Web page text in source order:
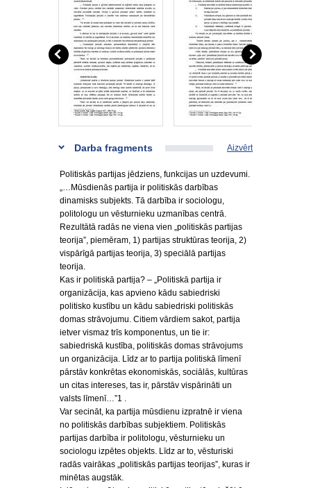
Darba fragments Aizvērt
Politiskās partijas jēdziens, funkcijas un uzdevumi.
„…Mūsdienās partija ir politiskās darbības
dinamisks subjekts. Tā darbība ir sociologu,
politologu un vēsturnieku uzmanības centrā.
Rezultātā radās ne viena vien „politiskās partijas
teorija”, piemēram, 1) partijas struktūras teorija, 2)
vispārīgā partijas teorija, 3) speciālā partijas
teorija.
Kas ir politiskā partija? – „Politiskā partija ir
organizācija, kas apvieno kādu sabiedriski
politisko kustību un kādu sabiedriski politiskās
domas strāvojumu. Citiem vārdiem sakot, partija
ietver vismaz trīs komponentus, un tie ir:
sabiedriskā kustība, politiskās domas strāvojums
un organizācija. Līdz ar to partija politiskā līmenī
pārstāv konkrētas ekonomiskās, sociālās, kultūras
un citas intereses, tas ir, pārstāv vispārināti un
valsts līmenī…”1 .
Var secināt, ka partija mūsdienu izpratnē ir viena
no politiskās darbības subjektiem. Politiskās
partijas darbība ir politologu, vēsturnieku un
sociologu izpētes objekts. Līdz ar to, vēsturiski
radās vairākas „politiskās partijas teorijas”, kuras ir
minētas augstāk.